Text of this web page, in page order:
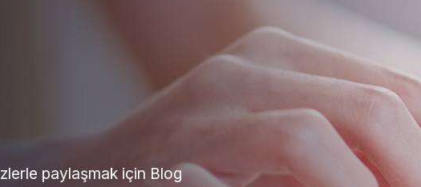
paylaşmak için Blog